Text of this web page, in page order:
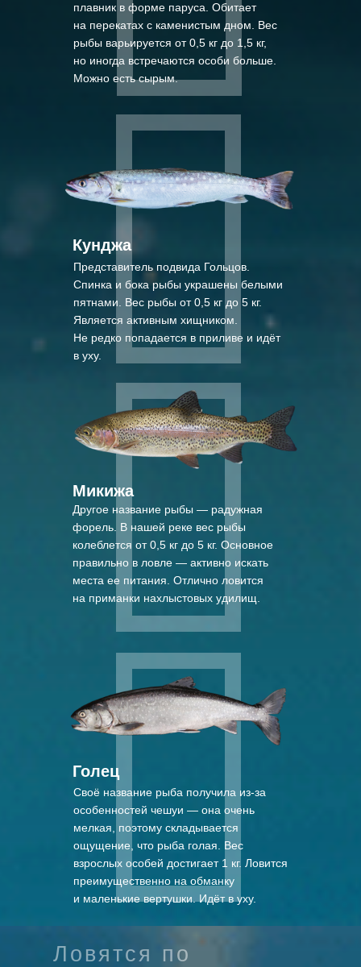
плавник в форме паруса. Обитает
на перекатах с каменистым дном. Вес
рыбы варьируется от 0,5 кг до 1,5 кг,
но иногда встречаются особи больше.
Можно есть сырым.
Представитель подвида Гольцов.
Спинка и бока рыбы украшены белыми
пятнами. Вес рыбы от 0,5 кг до 5 кг.
Является активным хищником.
Не редко попадается в приливе и идёт
в уху.
Другое название рыбы — радужная
форель. В нашей реке вес рыбы
колеблется от 0,5 кг до 5 кг. Основное
правильно в ловле — активно искать
места ее питания. Отлично ловится
на приманки нахлыстовых удилищ.
Кунджа
Микижа
Голец
Своё название рыба получила из-за
особенностей чешуи — она очень
мелкая, поэтому складывается
ощущение, что рыба голая. Вес
взрослых особей достигает 1 кг. Ловится
преимущественно на обманку
и маленькие вертушки. Идёт в уху.
Ловятся по